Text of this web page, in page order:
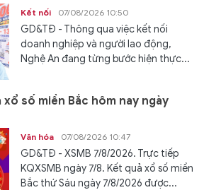
Kết nối 07/08/2026 10:50
GD&TĐ - Thông qua việc kết nối
doanh nghiệp và người lao động,
Nghệ An đang từng bước hiện thực...
xổ số miền Bắc hôm nay ngày
Văn hóa 07/08/2026 10:47
GD&TĐ - XSMB 7/8/2026. Trực tiếp
KQXSMB ngày 7/8. Kết quả xổ số miền
Bắc thứ Sáu ngày 7/8/2026 được...